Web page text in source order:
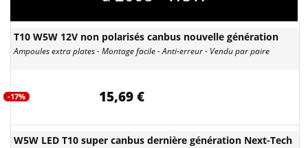
T10 W5W 12V non polarisés canbus nouvelle génération
Ampoules extra plates - Montage facile - Anti-erreur - Vendu par paire
-17% 15,69 €
W5W LED T10 super canbus dernière génération Next-Tech